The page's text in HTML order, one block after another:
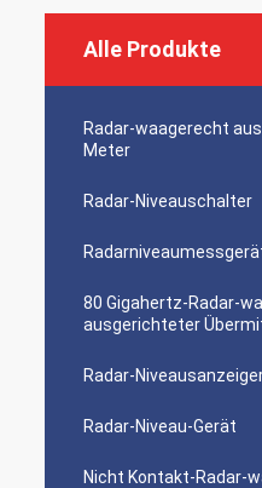
Alle Produkte
Radar-waagerecht
Meter
Radar-Niveauschalter
80 Gigahertz-Radar-
ausgerichteter
Radar-
Radar-Niveau-Gerät
Nicht Kontakt-Radar-